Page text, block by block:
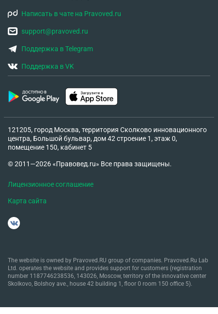
Написать в чате на Pravoved.ru
support@pravoved.ru
Поддержка в Telegram
Поддержка в VK
121205, город Москва, территория Сколково инновационного
центра, Большой бульвар, дом 42 строение 1, этаж 0,
помещение 150, кабинет 5
© 2011—2026 «Правовед.ru» Все права защищены.
Лицензионное соглашение
Карта сайта
The website is owned by Pravoved.RU group of companies. Pravoved.Ru Lab
Ltd. operates the website and provides support for customers (registration
number 1187746238536, 143026, Moscow, territory of the innovative center
Skolkovo, Bolshoy ave., house 42 building 1, floor 0 room 150 office 5).